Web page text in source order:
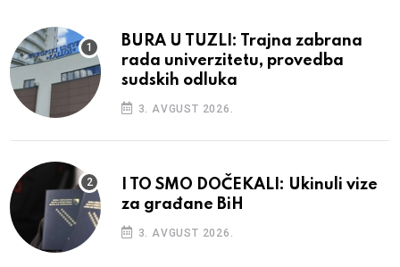
BURA U TUZLI: Trajna zabrana
rada univerzitetu, provedba
sudskih odluka
3. AVGUST 2026.
I TO SMO DOČEKALI: Ukinuli vize
za građane BiH
3. AVGUST 2026.